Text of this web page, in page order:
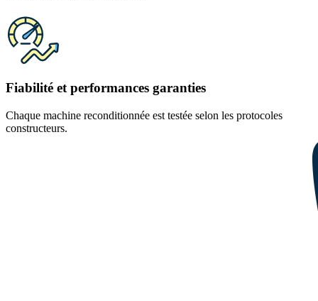
Fiabilité et performances garanties
Chaque machine reconditionnée est testée selon les protocoles
constructeurs.